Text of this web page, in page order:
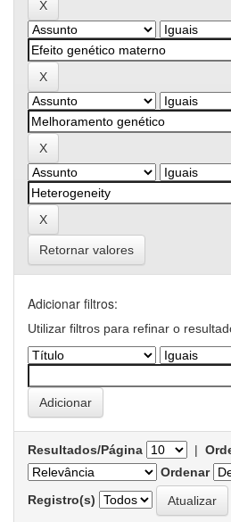
Retornar valores
Adicionar filtros:
Utilizar filtros para refinar o
Resultados/Página |
Ordenar
Registro(s)